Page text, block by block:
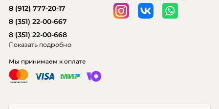
Мы принимаем к оплате
8 (912) 777-20-17
8 (351) 22-00-667
8 (351) 22-00-668
Показать подробно